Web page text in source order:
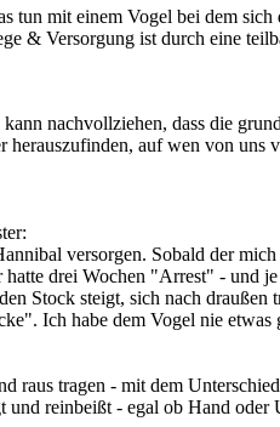
tun mit einem Vogel bei dem
& Versorgung ist durch eine
nachvollziehen, dass die
auf wen von
versorgen. Sobald der
drei Wochen "Arrest" - und
Stock steigt, sich nach
Ich habe dem Vogel nie
raus tragen - mit dem
reinbeißt - egal ob Hand oder